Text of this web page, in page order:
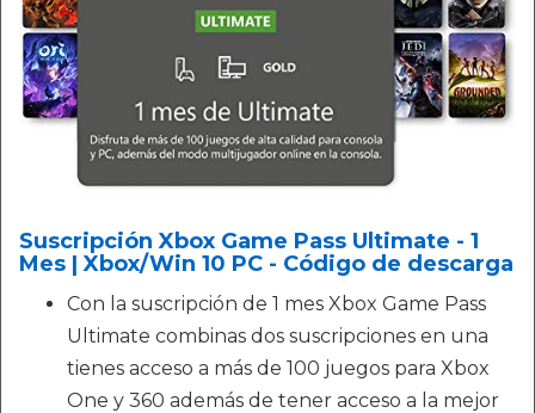
Suscripción Xbox Game Pass Ultimate - 1
Mes | Xbox/Win 10 PC - Código de descarga
Con la suscripción de 1 mes Xbox Game Pass
Ultimate combinas dos suscripciones en una
tienes acceso a más de 100 juegos para Xbox
One y 360 además de tener acceso a la mejor